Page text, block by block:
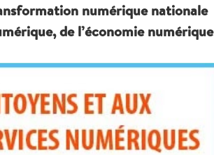
numérique nationale
de l’économie numérique